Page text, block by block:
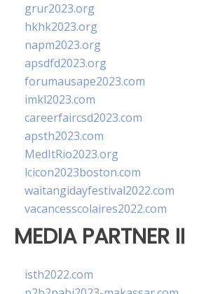
grur2023.org
hkhk2023.org
napm2023.org
apsdfd2023.org
forumausape2023.com
imkl2023.com
careerfaircsd2023.com
apsth2023.com
MedItRio2023.org
lcicon2023boston.com
waitangidayfestival2022.com
vacancesscolaires2022.com
MEDIA PARTNER II
isth2022.com